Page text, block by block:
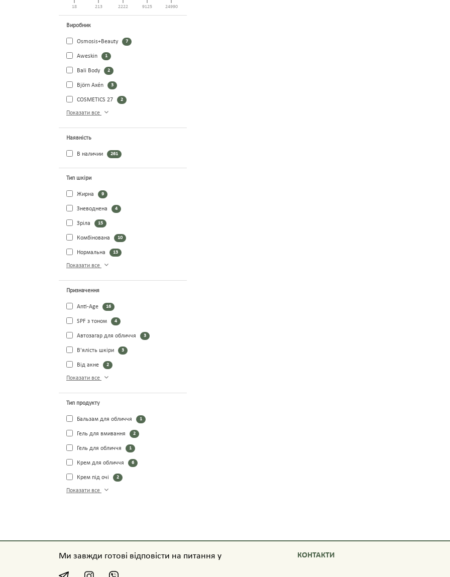
18 213 2222 9125 24990
Виробник
Osmosis+Beauty 7
Aweskin 1
Bali Body 2
Björn Axén 3
COSMETICS 27 2
Показати все
Наявність
В наличии 261
Тип шкіри
Жирна 9
Зневоднена 4
Зріла 15
Комбінована 10
Нормальна 13
Показати все
Призначення
Anti-Age 16
SPF з тоном 4
Автозагар для обличчя 3
В'ялість шкіри 3
Від акне 2
Показати все
Тип продукту
Бальзам для обличчя 1
Гель для вмивання 2
Гель для обличчя 1
Крем для обличчя 6
Крем під очі 2
Показати все
Ми завжди готові відповісти на питання у КОНТАКТИ